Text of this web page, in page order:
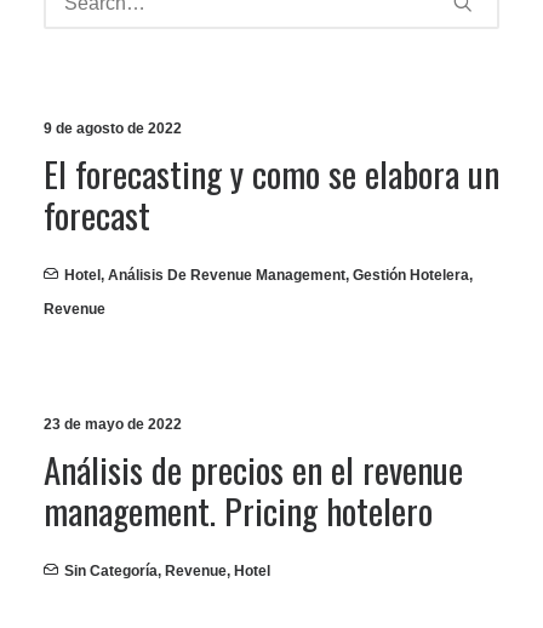
9 de agosto de 2022
El forecasting y como se elabora un
forecast
Hotel , Análisis De Revenue Management, Gestión Hotelera,
Revenue
23 de mayo de 2022
Análisis de precios en el revenue
management. Pricing hotelero
Sin Categoría, Revenue, Hotel